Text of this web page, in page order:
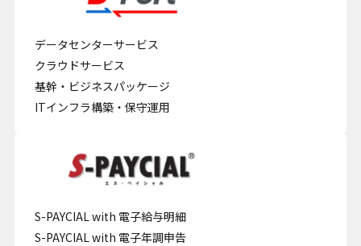
データセンターサービス
クラウドサービス
基幹・ビジネスパッケージ
ITインフラ構築・保守運用
S-PAYCIAL with 電子給与明細
S-PAYCIAL with 電子年調申告